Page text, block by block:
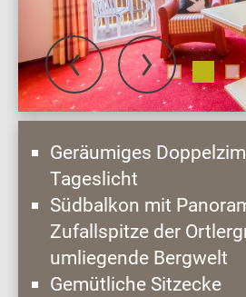
Geräumiges
Tageslicht
Südbalkon mit
Zufallspitze der
umliegende Bergwelt
Gemütliche Sitzecke